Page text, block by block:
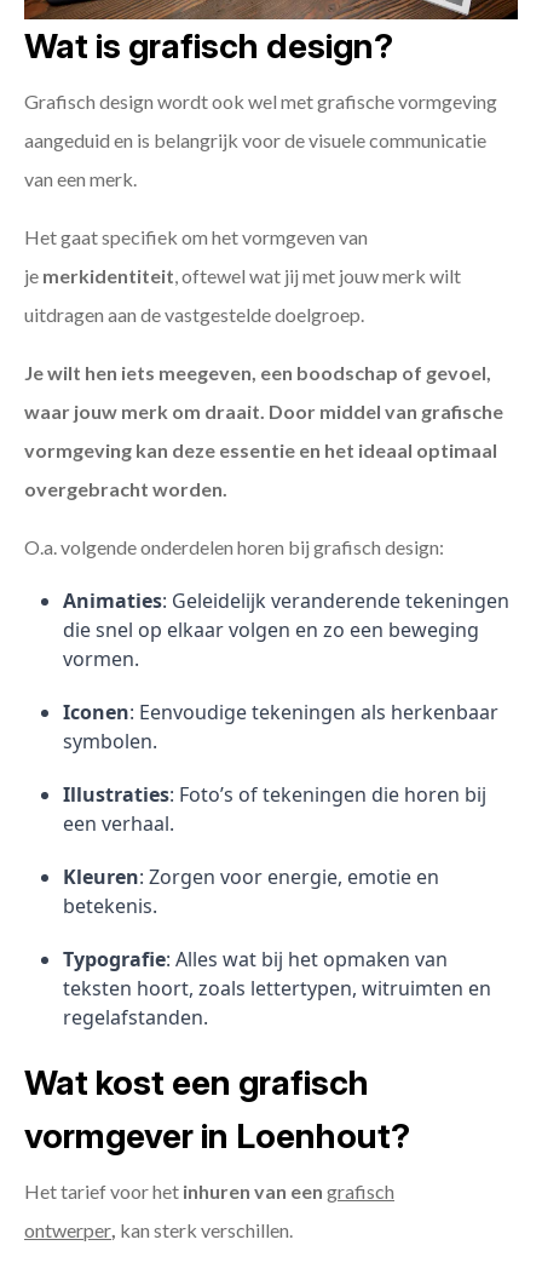
Wat is grafisch design?
Grafisch design wordt ook wel met grafische vormgeving
aangeduid en is belangrijk voor de visuele communicatie
van een merk.
Het gaat specifiek om het vormgeven van
je merkidentiteit , oftewel wat jij met jouw merk wilt
uitdragen aan de vastgestelde doelgroep.
Je wilt hen iets meegeven, een boodschap of gevoel,
waar jouw merk om draait. Door middel van grafische
vormgeving kan deze essentie en het ideaal optimaal
overgebracht worden.
O.a. volgende onderdelen horen bij grafisch design:
Animaties: Geleidelijk veranderende tekeningen
die snel op elkaar volgen en zo een beweging
vormen.
Iconen: Eenvoudige tekeningen als herkenbaar
symbolen.
Illustraties: Foto’s of tekeningen die horen bij
een verhaal.
Kleuren: Zorgen voor energie, emotie en
betekenis.
Typografie: Alles wat bij het opmaken van
teksten hoort, zoals lettertypen, witruimten en
regelafstanden.
Wat kost een grafisch
vormgever in Loenhout?
Het tarief voor het inhuren van een grafisch
ontwerper kan sterk verschillen.